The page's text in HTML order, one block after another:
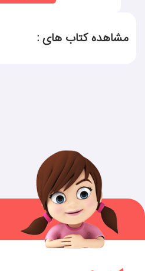
مشاهده کتاب های :